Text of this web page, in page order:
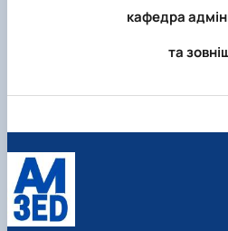
кафедра
та